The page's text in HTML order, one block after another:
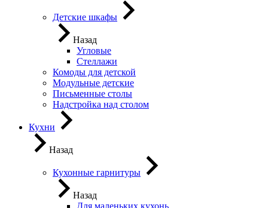
Детские шкафы
Назад
Угловые
Стеллажи
Комоды для детской
Модульные детские
Письменные столы
Надстройка над столом
Кухни
Назад
Кухонные гарнитуры
Назад
Для маленьких кухонь